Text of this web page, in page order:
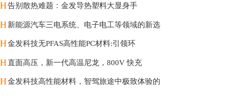
H告别散热难题：金发导热塑料大显身手
H新能源汽车三电系统、电子电工等领域的新选
H金发科技无PFAS高性能PC材料:引领环
H直面高压，新一代高温尼龙，800V 快充
H金发科技高性能材料，智驾旅途中极致体验的